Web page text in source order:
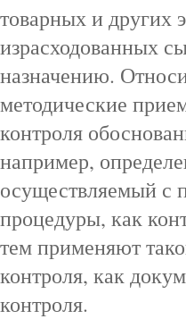
товарных и других
израсходованных
назначению.
методические
контроля
например,
осуществляемый с
процедуры, как
тем применяют
контроля, как
контроля.